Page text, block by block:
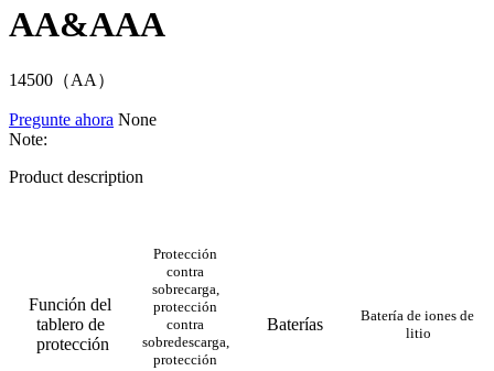
AA&AAA
14500（AA）
Pregunte ahora None
Note:
Product description
Función del
tablero de
protección
Protección
contra
sobrecarga,
protección
contra
sobredescarga,
protección
Baterías
Batería de iones de
litio